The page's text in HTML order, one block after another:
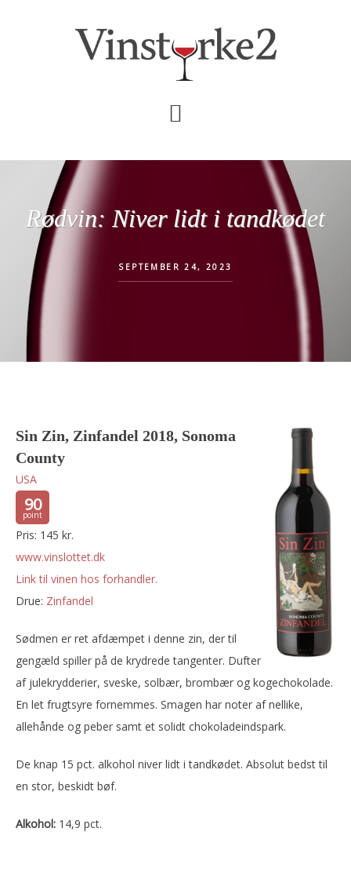
Rødvin: Niver lidt i tandkødet
SEPTEMBER 24, 2023
Sin Zin, Zinfandel 2018, Sonoma
County
USA
90
Pris: 145 kr.
www.vinslottet.dk
Link til vinen hos forhandler.
Drue:
zinfandel
Sødmen er ret afdæmpet i denne zin, der til
gengæld spiller på de krydrede tangenter. Dufter
af julekrydderier, sveske, solbær, brombær og kogechokolade.
En let frugtsyre fornemmes. Smagen har noter af nellike,
allehånde og peber samt et solidt chokoladeindspark.
De knap 15 pct. alkohol niver lidt i tandkødet. Absolut bedst til
en stor, beskidt bøf.
Alkohol: 14,9 pct.